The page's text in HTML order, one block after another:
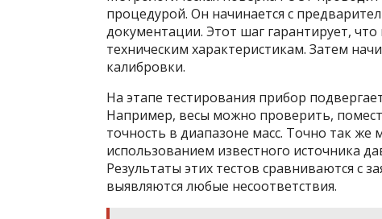
процедурой. Он начинается с
документации. Этот шаг гарантирует,
техническим характеристикам. Затем
калибровки.
На этапе тестирования прибор
Например, весы можно проверить,
точность в диапазоне масс. Точно так
использованием известного источника
Результаты этих тестов сравниваются с
выявляются любые несоответствия.